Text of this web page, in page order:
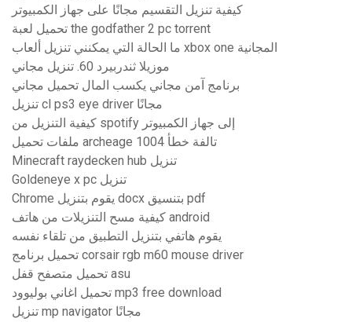
كيفية تنزيل التقسيم مجانًا على جهاز الكمبيوتر
تحميل لعبة the godfather 2 pc torrent
ما الحالة التي يمكنني تنزيل ألعاب xbox one المجانية
موزيلا ثندربيرد 60. تنزيل مجاني
برنامج آمن مجاني يكسب المال تحميل مجاني
تنزيل cl ps3 eye driver مجانًا
كيفية التنزيل من spotify إلى جهاز الكمبيوتر
ملفات تحميل archeage تالفة خطأ 1004
Minecraft raydecken hub تنزيل
Goldeneye x pc تنزيل
Chrome يقوم بتنزيل docx بتنسيق pdf
كيفية مسح التنزيلات من هاتف android
يقوم هاتفي بتنزيل التطبيق من تلقاء نفسه
تحميل برنامج corsair rgb m60 mouse driver
تحميل متصفح قفل asu
تحميل اغاني بوليوود mp3 free download
تنزيل mp navigator مجانًا